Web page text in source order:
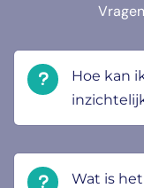
Hoe kan
Wat is